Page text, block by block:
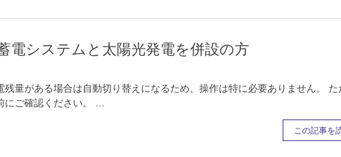
電システムと太陽光発電を併設の方
量がある場合は自動切り替えになるため、操作は特に必要ありません。 た
にご確認ください。 …
この記事を